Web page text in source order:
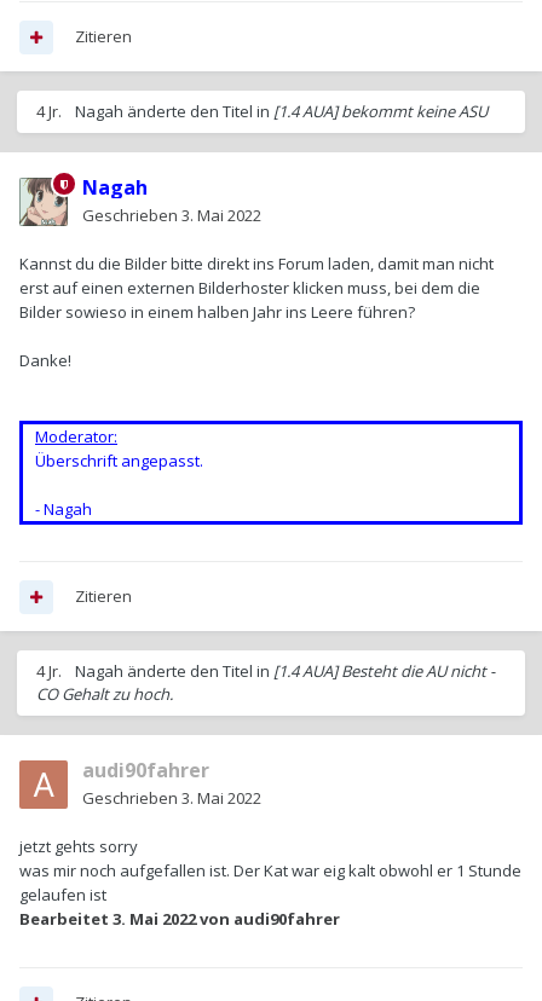
Zitieren
4 Jr. Nagah änderte den Titel in [1.4 AUA] bekommt keine ASU
Nagah
Geschrieben 3. Mai 2022
Kannst du die Bilder bitte direkt ins Forum laden, damit man nicht
erst auf einen externen Bilderhoster klicken muss, bei dem die
Bilder sowieso in einem halben Jahr ins Leere führen?
Danke!
Moderator:
Überschrift angepasst.
- Nagah
Zitieren
4 Jr. Nagah änderte den Titel in [1.4 AUA] Besteht die AU nicht -
CO Gehalt zu hoch.
audi90fahrer
Geschrieben 3. Mai 2022
jetzt gehts sorry
was mir noch aufgefallen ist. Der Kat war eig kalt obwohl er 1 Stunde
gelaufen ist
Bearbeitet 3. Mai 2022von audi90fahrer